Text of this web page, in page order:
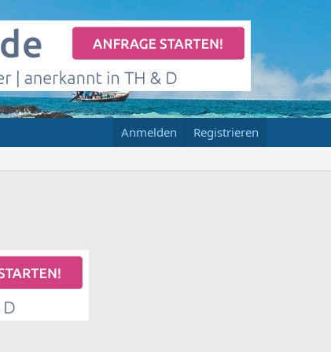
Anmelden Registrieren